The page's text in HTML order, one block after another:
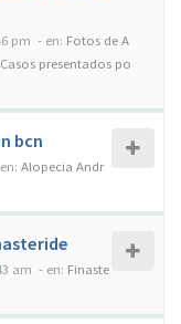
pm - en: Fotos de A
presentados po
bcn
Alopecia Andr
am - en: Finaste